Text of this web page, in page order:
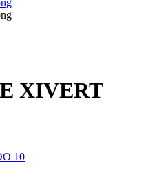
XIVERT